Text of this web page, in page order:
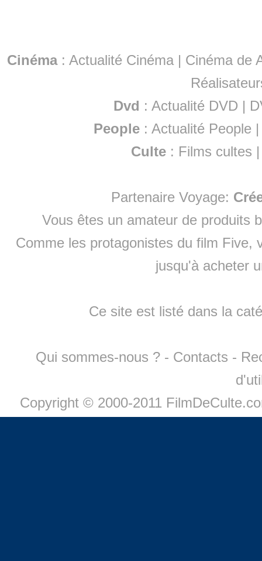
Cinéma: Actualité Cinéma | Cinéma de
Dvd : Actualité DVD |
People :Actualité People
Culte : Films cultes
Partenaire Voyage:
Vous êtes un amateur de produits
Comme les protagonistes du film Five,
jusqu'à acheter
Ce site est listé dans la
Qui sommes-nous ? - Contacts -
Copyright © 2000-2011